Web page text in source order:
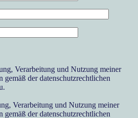
Verarbeitung und Nutzung meiner
gemäß der datenschutzrechtlichen
Verarbeitung und Nutzung meiner
gemäß der datenschutzrechtlichen